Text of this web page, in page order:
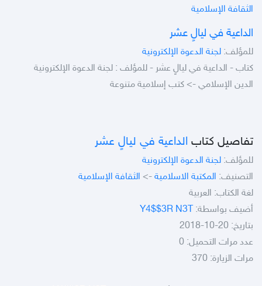
الثقافة الإسلامية
الداعية في ليالٍ عشر
للمؤلف: لجنة الدعوة الإلكترونية
كتاب - الداعية في ليالٍ عشر - للمؤلف : لجنة الدعوة الإلكترونية
الدين الإسلامي -> كتب إسلامية متنوعة
تفاصيل كتاب الداعية في ليالٍ عشر
للمؤلف: لجنة الدعوة الإلكترونية
التصنيف: المكتبة الاسلامية -> الثقافة الإسلامية
لغة الكتاب: العربية
أضيف بواسطة: Y4$$3R N3T
بتاريخ: 20-10-2018
عدد مرات التحميل: 0
مرات الزيارة: 370